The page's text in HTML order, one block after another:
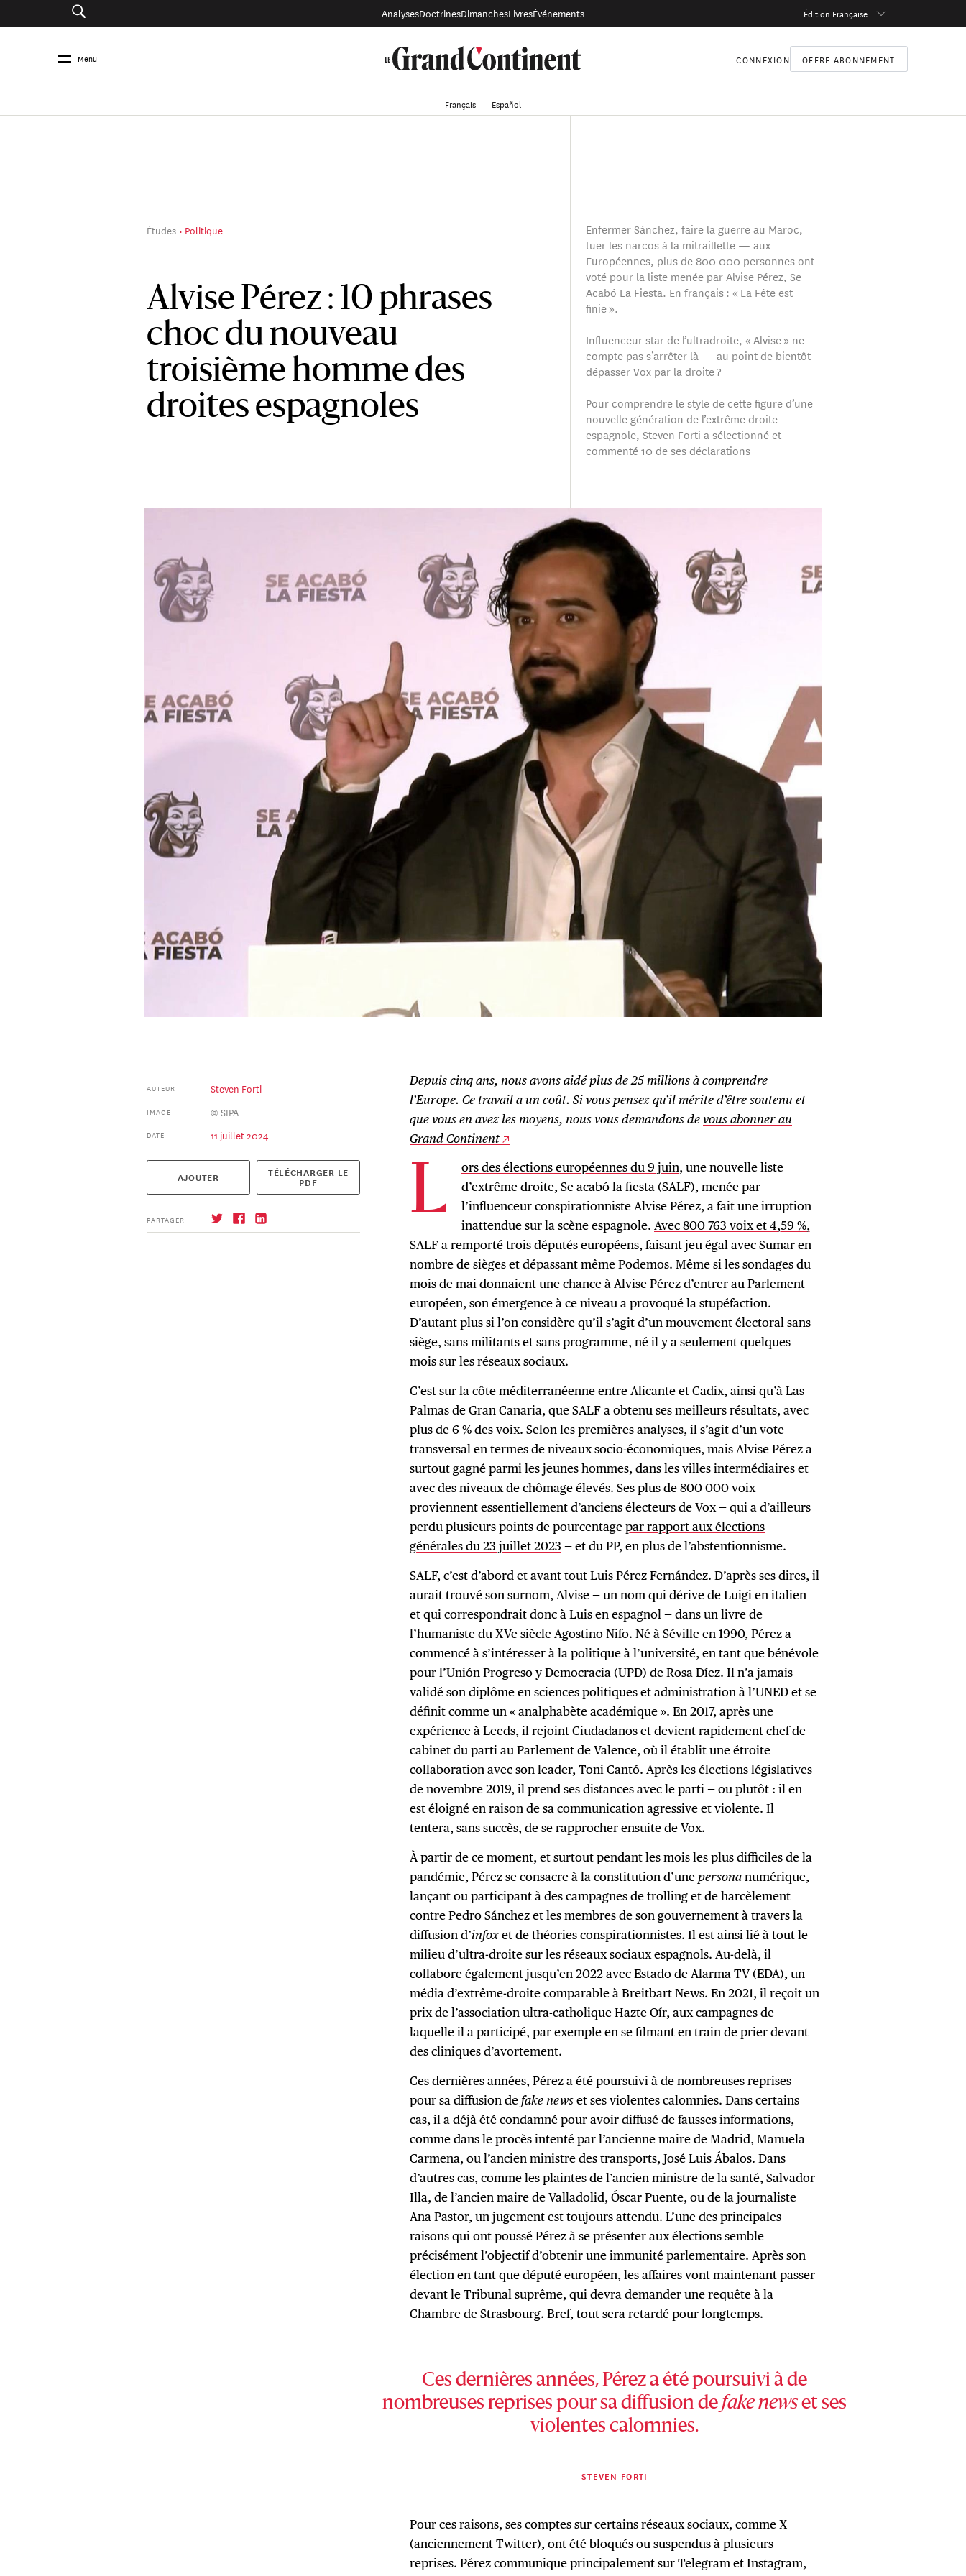
AnalysesDoctrinesDimanchesLivresÉvénements Édition Française
Menu CONNEXION OFFRE ABONNEMENT
Français Español
Alvise Pérez : 10 phrases
choc du nouveau
troisième homme des
droites espagnoles
Études Politique
Enfermer Sánchez, faire la guerre au Maroc,
tuer les narcos à la mitraillette — aux
Européennes, plus de 800 000 personnes ont
voté pour la liste menée par Alvise Pérez, Se
Acabó La Fiesta. En français : « La Fête est
finie ».
Influenceur star de l’ultradroite, « Alvise » ne
compte pas s’arrêter là — au point de bientôt
dépasser Vox par la droite ?
Pour comprendre le style de cette figure d’une
nouvelle génération de l’extrême droite
espagnole, Steven Forti a sélectionné et
commenté 10 de ses déclarations
AUTEUR Steven Forti
IMAGE © SIPA
DATE 11 juillet 2024
AJOUTER TÉLÉCHARGER LE
PDF
PARTAGER
Depuis cinq ans, nous avons aidé plus de 25 millions à comprendre
l’Europe. Ce travail a un coût. Si vous pensez qu’il mérite d’être soutenu et
que vous en avez les moyens, nous vous demandons devous abonner au
Grand Continent
L ors des élections européennes du 9 juin, une nouvelle liste
d’extrême droite, Se acabó la fiesta (SALF), menée par
l’influenceur conspirationniste Alvise Pérez, a fait une irruption
inattendue sur la scène espagnole. Avec 800 763 voix et 4,59 %,
SALF a remporté trois députés européens, faisant jeu égal avec Sumar en
nombre de sièges et dépassant même Podemos. Même si les sondages du
mois de mai donnaient une chance à Alvise Pérez d’entrer au Parlement
européen, son émergence à ce niveau a provoqué la stupéfaction.
D’autant plus si l’on considère qu’il s’agit d’un mouvement électoral sans
siège, sans militants et sans programme, né il y a seulement quelques
mois sur les réseaux sociaux.
C’est sur la côte méditerranéenne entre Alicante et Cadix, ainsi qu’à Las
Palmas de Gran Canaria, que SALF a obtenu ses meilleurs résultats, avec
plus de 6 % des voix. Selon les premières analyses, il s’agit d’un vote
transversal en termes de niveaux socio-économiques, mais Alvise Pérez a
surtout gagné parmi les jeunes hommes, dans les villes intermédiaires et
avec des niveaux de chômage élevés. Ses plus de 800 000 voix
proviennent essentiellement d’anciens électeurs de Vox — qui a d’ailleurs
perdu plusieurs points de pourcentagepar rapport aux élections
générales du 23 juillet 2023 — et du PP, en plus de l’abstentionnisme.
SALF, c’est d’abord et avant tout Luis Pérez Fernández. D’après ses dires, il
aurait trouvé son surnom, Alvise — un nom qui dérive de Luigi en italien
et qui correspondrait donc à Luis en espagnol — dans un livre de
l’humaniste du XVe siècle Agostino Nifo. Né à Séville en 1990, Pérez a
commencé à s’intéresser à la politique à l’université, en tant que bénévole
pour l’Unión Progreso y Democracia (UPD) de Rosa Díez. Il n’a jamais
validé son diplôme en sciences politiques et administration à l’UNED et se
définit comme un « analphabète académique ». En 2017, après une
expérience à Leeds, il rejoint Ciudadanos et devient rapidement chef de
cabinet du parti au Parlement de Valence, où il établit une étroite
collaboration avec son leader, Toni Cantó. Après les élections législatives
de novembre 2019, il prend ses distances avec le parti — ou plutôt : il en
est éloigné en raison de sa communication agressive et violente. Il
tentera, sans succès, de se rapprocher ensuite de Vox.
À partir de ce moment, et surtout pendant les mois les plus difficiles de la
pandémie, Pérez se consacre à la constitution d’une personanumérique,
lançant ou participant à des campagnes de trolling et de harcèlement
contre Pedro Sánchez et les membres de son gouvernement à travers la
diffusion d’infoxet de théories conspirationnistes. Il est ainsi lié à tout le
milieu d’ultra-droite sur les réseaux sociaux espagnols. Au-delà, il
collabore également jusqu’en 2022 avec Estado de Alarma TV (EDA), un
média d’extrême-droite comparable à Breitbart News. En 2021, il reçoit un
prix de l’association ultra-catholique Hazte Oír, aux campagnes de
laquelle il a participé, par exemple en se filmant en train de prier devant
des cliniques d’avortement.
Ces dernières années, Pérez a été poursuivi à de nombreuses reprises
pour sa diffusion de fake newset ses violentes calomnies. Dans certains
cas, il a déjà été condamné pour avoir diffusé de fausses informations,
comme dans le procès intenté par l’ancienne maire de Madrid, Manuela
Carmena, ou l’ancien ministre des transports, José Luis Ábalos. Dans
d’autres cas, comme les plaintes de l’ancien ministre de la santé, Salvador
Illa, de l’ancien maire de Valladolid, Óscar Puente, ou de la journaliste
Ana Pastor, un jugement est toujours attendu. L’une des principales
raisons qui ont poussé Pérez à se présenter aux élections semble
précisément l’objectif d’obtenir une immunité parlementaire. Après son
élection en tant que député européen, les affaires vont maintenant passer
devant le Tribunal suprême, qui devra demander une requête à la
Chambre de Strasbourg. Bref, tout sera retardé pour longtemps.
Ces dernières années, Pérez a été poursuivi à de
nombreuses reprises pour sa diffusion defake newset ses
violentes calomnies.
STEVEN FORTI
Pour ces raisons, ses comptes sur certains réseaux sociaux, comme X
(anciennement Twitter), ont été bloqués ou suspendus à plusieurs
reprises. Pérez communique principalement sur Telegram et Instagram,